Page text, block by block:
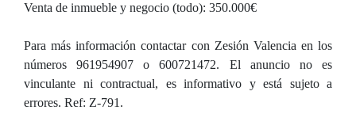
Venta de inmueble y negocio (todo): 350.000€
Para más información contactar con Zesión Valencia en los
números 961954907 o 600721472. El anuncio no es
vinculante ni contractual, es informativo y está sujeto a
errores. Ref: Z-791.